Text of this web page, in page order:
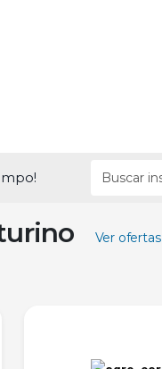
Ver ofertas